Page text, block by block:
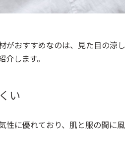
がおすすめなのは、見た目の涼
します。
い
性に優れており、肌と服の間に